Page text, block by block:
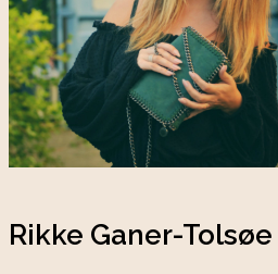
Rikke Ganer-Tolsøe